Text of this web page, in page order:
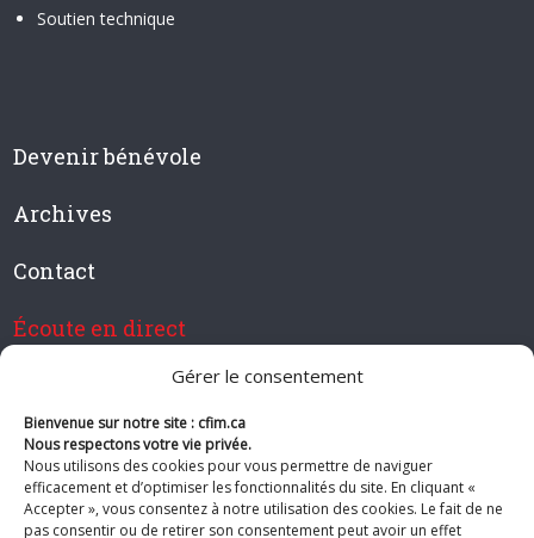
Gérer le consentement
Bienvenue sur notre site : cfim.ca
Nous respectons votre vie privée.
Nous utilisons des cookies pour vous permettre de naviguer
efficacement et d’optimiser les fonctionnalités du site. En cliquant «
Accepter », vous consentez à notre utilisation des cookies. Le fait de ne
pas consentir ou de retirer son consentement peut avoir un effet
Soutien technique
Devenir bénévole
Archives
Contact
Écoute en direct
Devenir membre de CFIM